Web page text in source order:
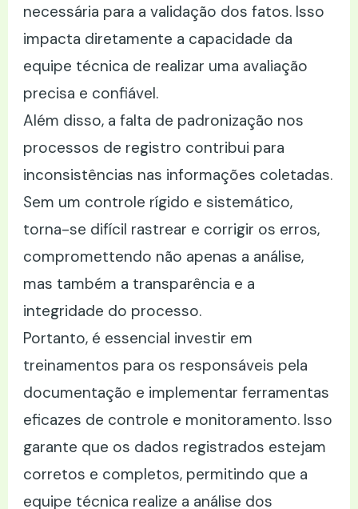
necessária para a validação dos fatos. Isso
impacta diretamente a capacidade da
equipe técnica de realizar uma avaliação
precisa e confiável.
Além disso, a falta de padronização nos
processos de registro contribui para
inconsistências nas informações coletadas.
Sem um controle rígido e sistemático,
torna-se difícil rastrear e corrigir os erros,
compromettendo não apenas a análise,
mas também a transparência e a
integridade do processo.
Portanto, é essencial investir em
treinamentos para os responsáveis pela
documentação e implementar ferramentas
eficazes de controle e monitoramento. Isso
garante que os dados registrados estejam
corretos e completos, permitindo que a
equipe técnica realize a análise dos